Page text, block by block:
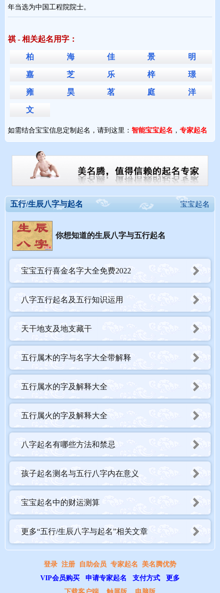
年当选为中国工程院院士。
祺 - 相关起名用字：
柏 海 佳 景 明
嘉 芝 乐 梓 璟
雍 昊 茗 庭 洋
文
如需结合宝宝信息定制起名，请到这里： 智能宝宝起名 ， 专家起名
宝宝起名
五行/生辰八字与起名
你想知道的生辰八字与五行起名
宝宝五行喜金名字大全免费2022
八字五行起名及五行知识运用
天干地支及地支藏干
五行属木的字与名字大全带解释
五行属水的字及解释大全
五行属火的字及解释大全
八字起名有哪些方法和禁忌
孩子起名测名与五行八字内在意义
宝宝起名中的财运测算
更多“五行/生辰八字与起名”相关文章
登录 注册 自助会员 专家起名 美名腾优势
VIP会员购买
申请专家起名 支付方式
更多